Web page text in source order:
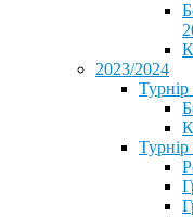
2023/2024
⁨Турнір